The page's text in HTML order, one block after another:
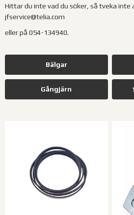
Hittar du inte vad du söker, så tveka inte
jfservice@telia.com
eller på 054-134940.
Bälgar
Gångjärn